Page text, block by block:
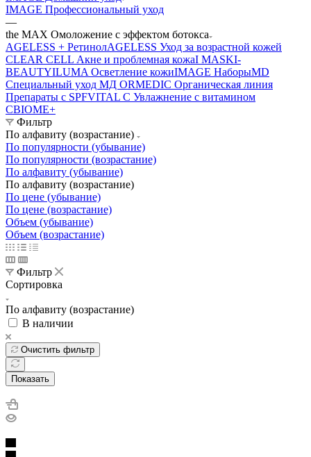
IMAGE Профессиональный уход
—
the MAX Омоложение с эффектом ботокса
AGELESS + РетинолAGELESS Уход за возрастной кожей
CLEAR CELL Акне и проблемная кожаI MASKI-
BEAUTYILUMA Осветление кожиIMAGE НаборыMD
Специальный уход МД ORMEDIC Органическая линия
Препараты с SPFVITAL C Увлажнение с витамином
СBIOME+
Фильтр
По алфавиту (возрастание)
По популярности (убывание)
По популярности (возрастание)
По алфавиту (убывание)
По алфавиту (возрастание)
По цене (убывание)
По цене (возрастание)
Объем (убывание)
Объем (возрастание)
Фильтр
Сортировка
По алфавиту (возрастание)
В наличии
Очистить фильтр
Показать